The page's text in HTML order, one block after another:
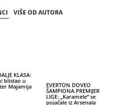
VIŠE OD AUTORA
KLASA:
blistao u
Majamija
EVERTON DOVEO
ŠAMPIONA PREMIJER
LIGE: „Karamele“ se
pojačale iz Arsenala